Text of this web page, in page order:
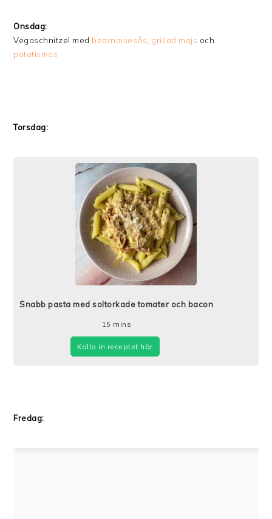
Onsdag:
Vegoschnitzel med bearnaisesås, grillad majs och
potatismos
Torsdag:
Snabb pasta med soltorkade tomater och bacon
15 mins
Kolla in receptet här
Fredag: